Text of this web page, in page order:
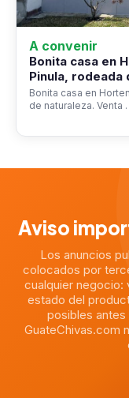
A convenir
Bonita casa en
Pinula, rodeada
Bonita casa en
de naturaleza. Venta
Aviso
Los anuncios
colocados por
cualquier negocio:
estado del
posibles antes
GuateChivas.com